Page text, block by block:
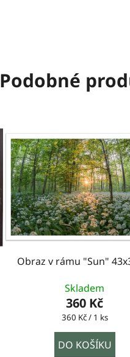
Podobné
Obraz v rámu "Sun"
Skladem
360 Kč
Měrná
360 Kč / 1 ks
DO KOŠÍKU